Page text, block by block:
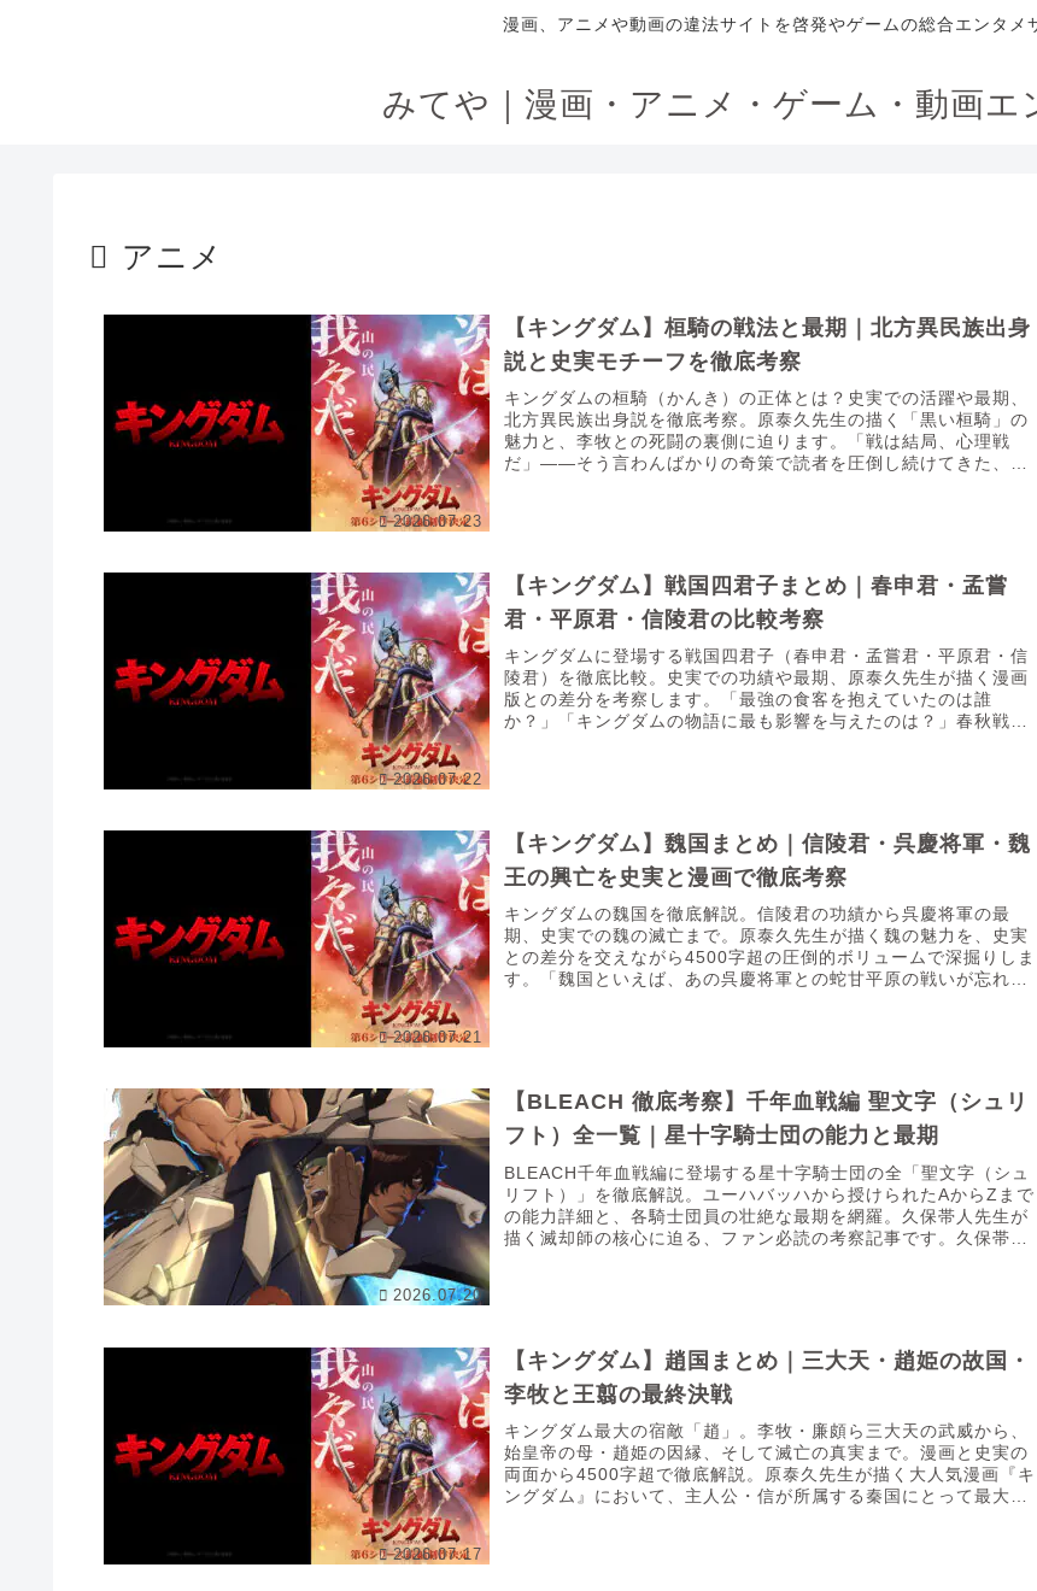
漫画、アニメや動画の違法サイトを啓発やゲームの総合エンタメ
みてや｜漫画・アニメ・ゲーム・動画エ
アニメ
2026.07.23
【キングダム】桓騎の戦法と最期｜北方異民族出身
説と史実モチーフを徹底考察
キングダムの桓騎（かんき）の正体とは？史実での活躍や最期、
北方異民族出身説を徹底考察。原泰久先生の描く「黒い桓騎」の
魅力と、李牧との死闘の裏側に迫ります。「戦は結局、心理戦
だ」――そう言わんばかりの奇策で読者を圧倒し続けてきた、秦
2026.07.22
【キングダム】戦国四君子まとめ｜春申君・孟嘗
君・平原君・信陵君の比較考察
キングダムに登場する戦国四君子（春申君・孟嘗君・平原君・信
陵君）を徹底比較。史実での功績や最期、原泰久先生が描く漫画
版との差分を考察します。「最強の食客を抱えていたのは誰
か？」「キングダムの物語に最も影響を与えたのは？」春秋戦国
2026.07.21
【キングダム】魏国まとめ｜信陵君・呉慶将軍・魏
王の興亡を史実と漫画で徹底考察
キングダムの魏国を徹底解説。信陵君の功績から呉慶将軍の最
期、史実での魏の滅亡まで。原泰久先生が描く魏の魅力を、史実
との差分を交えながら4500字超の圧倒的ボリュームで深掘りしま
す。「魏国といえば、あの呉慶将軍との蛇甘平原の戦いが忘れら
2026.07.20
【BLEACH 徹底考察】千年血戦編 聖文字（シュリ
フト）全一覧｜星十字騎士団の能力と最期
BLEACH千年血戦編に登場する星十字騎士団の全「聖文字（シュ
リフト）」を徹底解説。ユーハバッハから授けられたAからZまで
の能力詳細と、各騎士団員の壮絶な最期を網羅。久保帯人先生が
描く滅却師の核心に迫る、ファン必読の考察記事です。久保帯人
2026.07.17
【キングダム】趙国まとめ｜三大天・趙姫の故国・
李牧と王翦の最終決戦
キングダム最大の宿敵「趙」。李牧・廉頗ら三大天の武威から、
始皇帝の母・趙姫の因縁、そして滅亡の真実まで。漫画と史実の
両面から4500字超で徹底解説。原泰久先生が描く大人気漫画『キ
ングダム』において、主人公・信が所属する秦国にとって最大の